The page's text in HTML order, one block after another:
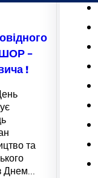
–
!
та
Днем…